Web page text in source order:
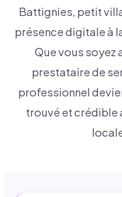
Battignies, petit
présence digitale à
Que vous soyez
prestataire de
professionnel
trouvé et crédible